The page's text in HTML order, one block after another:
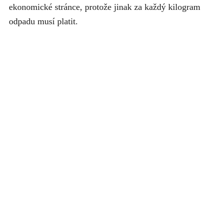
ekonomické stránce, protože jinak za každý kilogram
odpadu musí platit.